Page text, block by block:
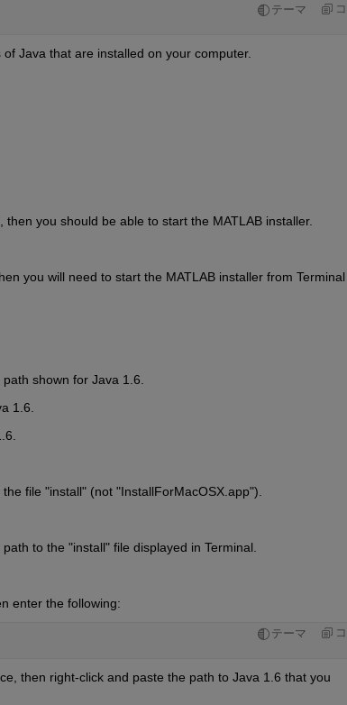
テーマ
Java that are installed on your computer.
you should be able to start the MATLAB installer.
you will need to start the MATLAB installer from
shown for Java 1.6.
1.6.
file "install" (not "InstallForMacOSX.app").
to the "install" file displayed in Terminal.
enter the following:
テーマ
then right-click and paste the path to Java 1.6 that you